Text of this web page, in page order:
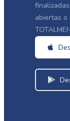
abiertas o